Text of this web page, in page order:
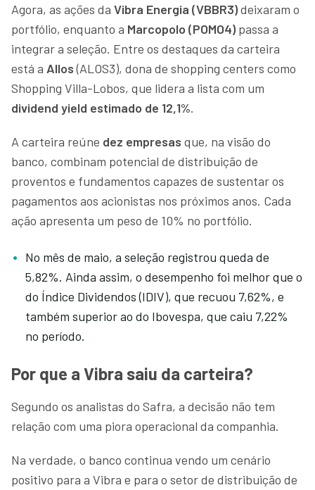
Agora, as ações da Vibra Energia (VBBR3)deixaram o
portfólio, enquanto a Marcopolo (POMO4) passa a
integrar a seleção. Entre os destaques da carteira
está a Allos(ALOS3), dona de shopping centers como
Shopping Villa-Lobos, que lidera a lista com um
dividend yield estimado de 12,1%.
A carteira reúne dez empresas que, na visão do
banco, combinam potencial de distribuição de
proventos e fundamentos capazes de sustentar os
pagamentos aos acionistas nos próximos anos. Cada
ação apresenta um peso de 10% no portfólio.
No mês de maio, a seleção registrou queda de
5,82%. Ainda assim, o desempenho foi melhor que o
do Índice Dividendos (IDIV), que recuou 7,62%, e
também superior ao do Ibovespa, que caiu 7,22%
no período.
Por que a Vibra saiu da carteira?
Segundo os analistas do Safra, a decisão não tem
relação com uma piora operacional da companhia.
Na verdade, o banco continua vendo um cenário
positivo para a Vibra e para o setor de distribuição de